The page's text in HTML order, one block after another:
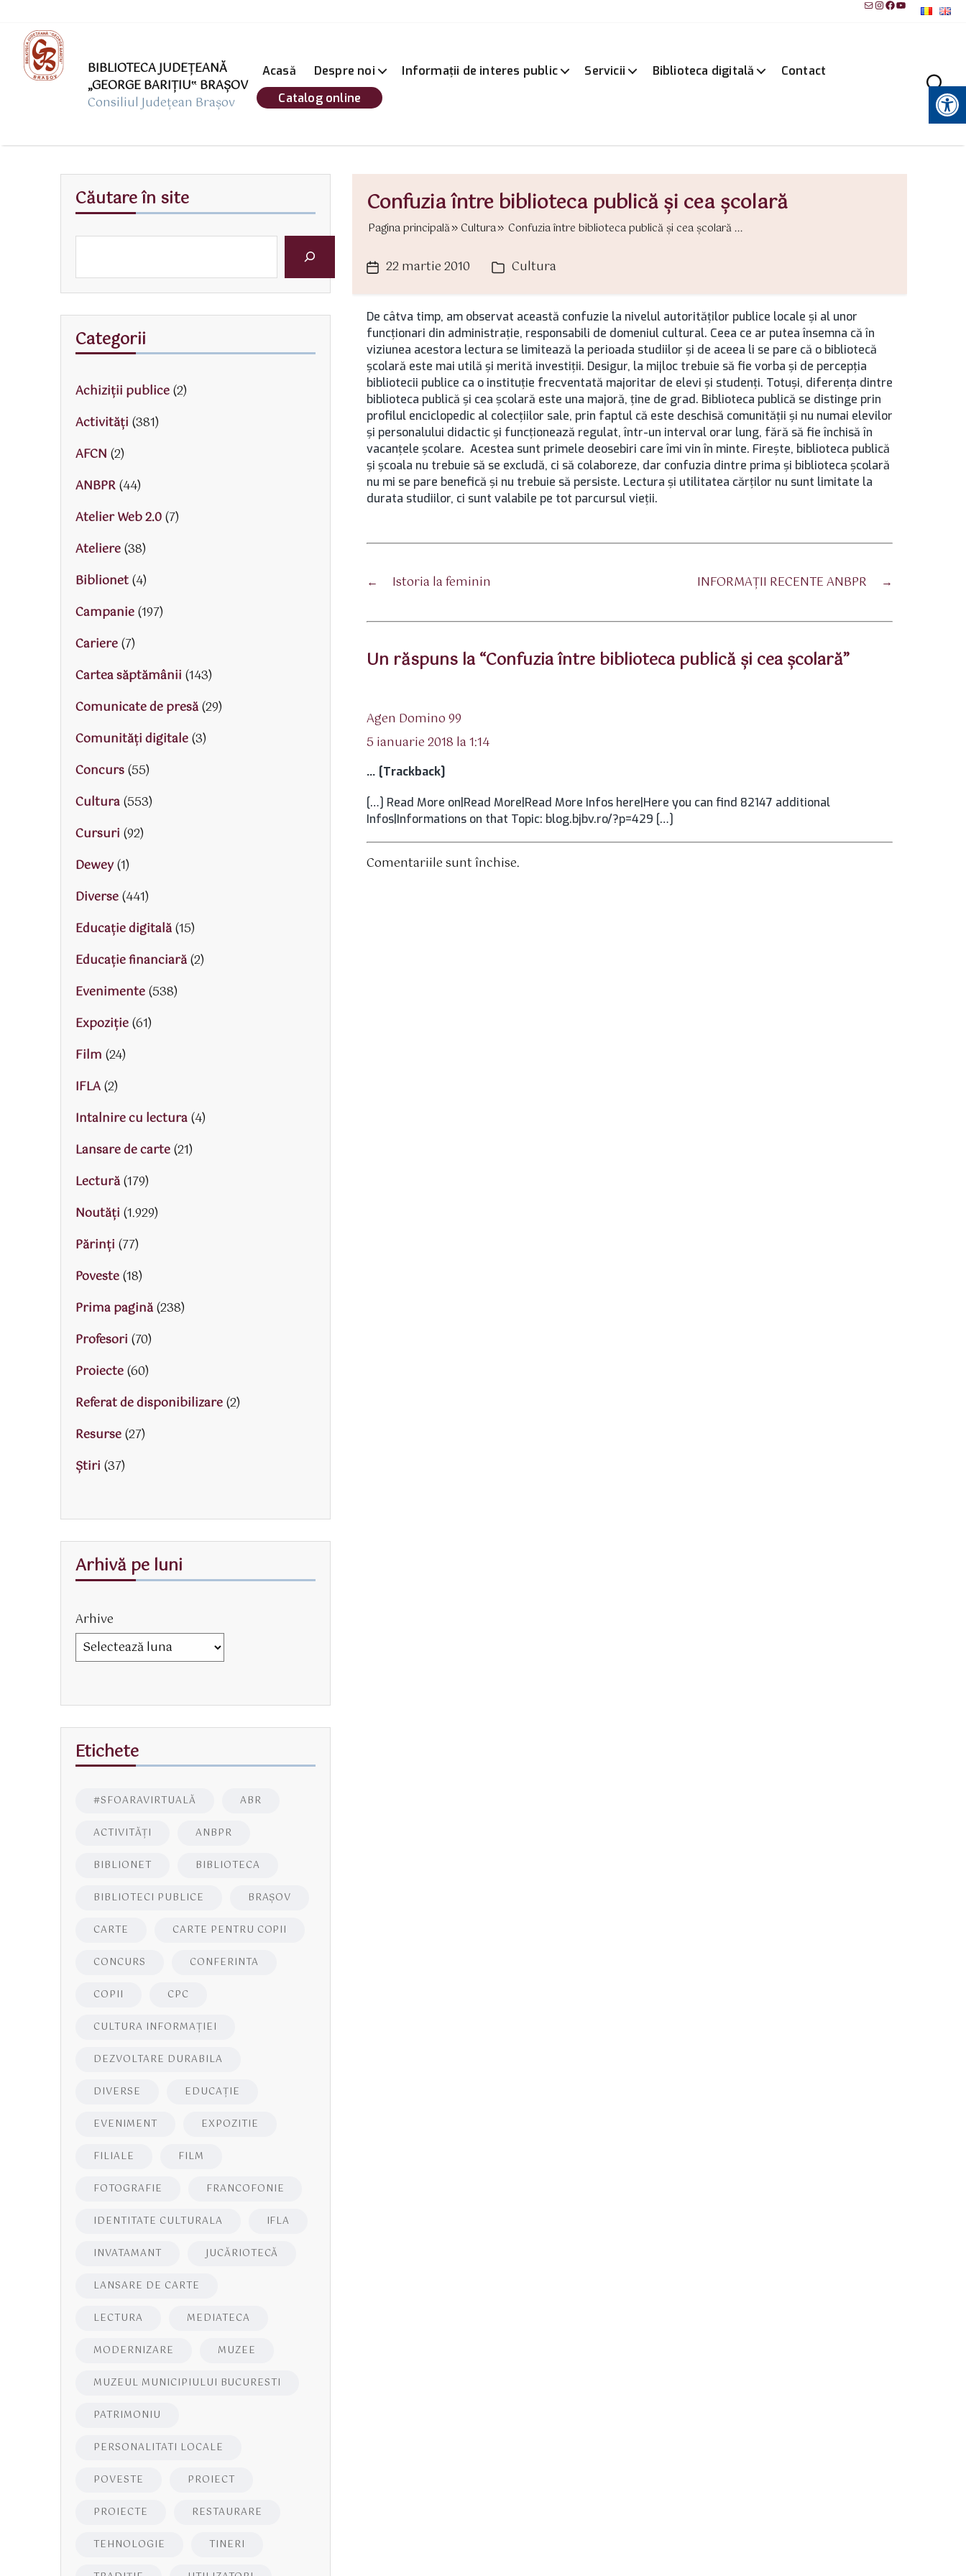
MailInstagram
Facebook
YouTube
BIBLIOTECA JUDEȚEANĂ
„GEORGE BARIŢIU‟ BRAŞOV
Consiliul Județean Brașov
Acasă Despre noi Informații de interes public Servicii Biblioteca digitală
Contact
Catalog online
Instrumente pentru accesibilitate
Confuzia între biblioteca publică şi cea şcolară
Pagina principală Cultura Confuzia între biblioteca publică şi cea şcolară ...
Dată22 martie 2010 Categorii
Cultura
De câtva timp, am observat această confuzie la nivelul autorităţilor publice locale şi al unor
funcţionari din administraţie, responsabili de domeniul cultural. Ceea ce ar putea însemna că în
viziunea acestora lectura se limitează la perioada studiilor şi de aceea li se pare că o bibliotecă
şcolară este mai utilă şi merită investiţii. Desigur, la mijloc trebuie să fie vorba şi de percepţia
bibliotecii publice ca o instituţie frecventată majoritar de elevi şi studenţi. Totuşi, diferenţa dintre
biblioteca publică şi cea şcolară este una majoră, ţine de grad. Biblioteca publică se distinge prin
profilul enciclopedic al colecţiilor sale, prin faptul că este deschisă comunităţii şi nu numai elevilor
şi personalului didactic şi funcţionează regulat, într-un interval orar lung, fără să fie închisă în
vacanţele şcolare. Acestea sunt primele deosebiri care îmi vin în minte. Fireşte, biblioteca publică
şi şcoala nu trebuie să se excludă, ci să colaboreze, dar confuzia dintre prima şi biblioteca şcolară
nu mi se pare benefică şi nu trebuie să persiste. Lectura şi utilitatea cărţilor nu sunt limitate la
durata studiilor, ci sunt valabile pe tot parcursul vieţii.
← Istoria la feminin →
INFORMAŢII RECENTE ANBPR
Un răspuns la “Confuzia între biblioteca publică şi cea şcolară”
Agen Domino 99
5 ianuarie 2018 la 1:14
… [Trackback]
[…] Read More on|Read More|Read More Infos here|Here you can find 82147 additional
Infos|Informations on that Topic: blog.bjbv.ro/?p=429 […]
Comentariile sunt închise.
Căutare în site
Categorii
Achiziții publice(2)
Activităţi (381)
AFCN (2)
ANBPR(44)
Atelier Web 2.0(7)
Ateliere(38)
Biblionet(4)
Campanie(197)
Cariere(7)
Cartea săptămânii (143)
Comunicate de presă(29)
Comunități digitale(3)
Concurs(55)
Cultura(553)
Cursuri (92)
Dewey(1)
Diverse(441)
Educaţie digitală(15)
Educaţie financiară(2)
Evenimente(538)
Expoziție(61)
Film (24)
IFLA(2)
Intalnire cu lectura(4)
Lansare de carte(21)
Lectură(179)
Noutăți (1.929)
Părinţi (77)
Poveste(18)
Prima pagină(238)
Profesori (70)
Proiecte(60)
Referat de disponibilizare(2)
Resurse(27)
Știri (37)
Arhivă pe luni
Arhive
Etichete
#SFOARAVIRTUALĂ ABR
ACTIVITĂŢI ANBPR
BIBLIONET BIBLIOTECA
BIBLIOTECI PUBLICE BRAŞOV
CARTE CARTE PENTRU COPII
CONCURS CONFERINTA
COPII CPC
CULTURA INFORMAŢIEI
DEZVOLTARE DURABILA
DIVERSE EDUCAŢIE
EVENIMENT EXPOZITIE
FILIALE FILM
FOTOGRAFIE FRANCOFONIE
IDENTITATE CULTURALA IFLA
INVATAMANT JUCĂRIOTECĂ
LANSARE DE CARTE
LECTURA MEDIATECA
MODERNIZARE MUZEE
MUZEUL MUNICIPIULUI BUCURESTI
PATRIMONIU
PERSONALITATI LOCALE
POVESTE PROIECT
PROIECTE RESTAURARE
TEHNOLOGIE TINERI